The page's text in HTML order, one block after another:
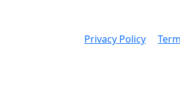
Privacy Policy